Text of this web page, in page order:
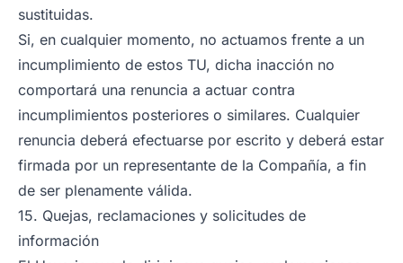
sustituidas.
Si, en cualquier momento, no actuamos frente a un
incumplimiento de estos TU, dicha inacción no
comportará una renuncia a actuar contra
incumplimientos posteriores o similares. Cualquier
renuncia deberá efectuarse por escrito y deberá estar
firmada por un representante de la Compañía, a fin
de ser plenamente válida.
15. Quejas, reclamaciones y solicitudes de
información